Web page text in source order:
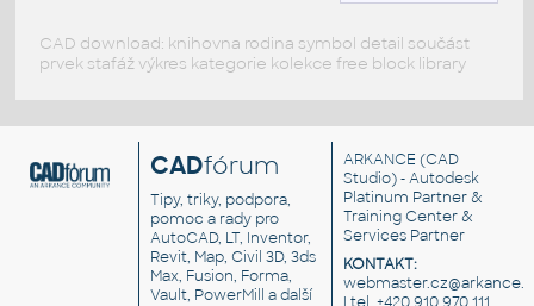
CAD download: knihovna rodina symbol detail součást
prvek stafáž výkres kategorie kolekce free block library
CADfórum
Tipy, triky, podpora,
pomoc a rady pro
AutoCAD, LT, Inventor,
Revit, Map, Civil 3D, 3ds
Max, Fusion, Forma,
Vault, PowerMill a další
ARKANCE (CAD
Studio) - Autodesk
Platinum Partner &
Training Center &
Services Partner
KONTAKT: